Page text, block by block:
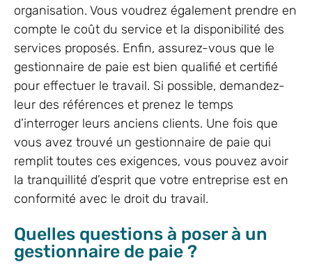
organisation. Vous voudrez également prendre en
compte le coût du service et la disponibilité des
services proposés. Enfin, assurez-vous que le
gestionnaire de paie est bien qualifié et certifié
pour effectuer le travail. Si possible, demandez-
leur des références et prenez le temps
d’interroger leurs anciens clients. Une fois que
vous avez trouvé un gestionnaire de paie qui
remplit toutes ces exigences, vous pouvez avoir
la tranquillité d’esprit que votre entreprise est en
conformité avec le droit du travail.
Quelles questions à poser à un
gestionnaire de paie ?